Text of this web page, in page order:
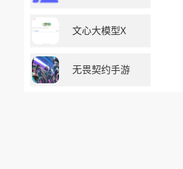
文心大模型X
无畏契约手游